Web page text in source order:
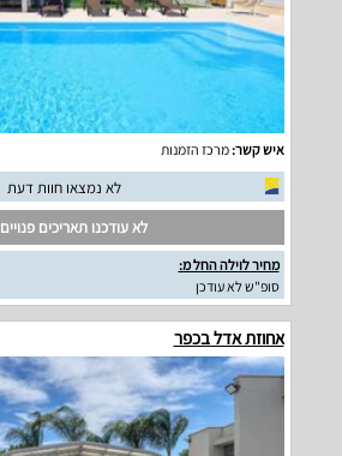
איש קשר:מרכז הזמנות
לא נמצאו חוות דעת
לא עודכנו תאריכים פנויים
מחיר לוילה החל מ:
סופ"ש לא עודכן
אחוזת אדל בכפר